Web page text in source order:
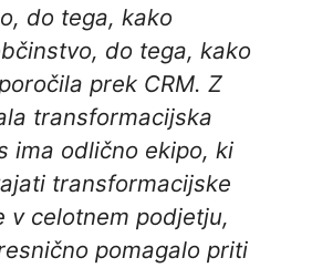
do tega, kako
do tega, kako
prek CRM. Z
transformacijska
ima odlično ekipo, ki
transformacijske
v celotnem podjetju,
pomagalo priti